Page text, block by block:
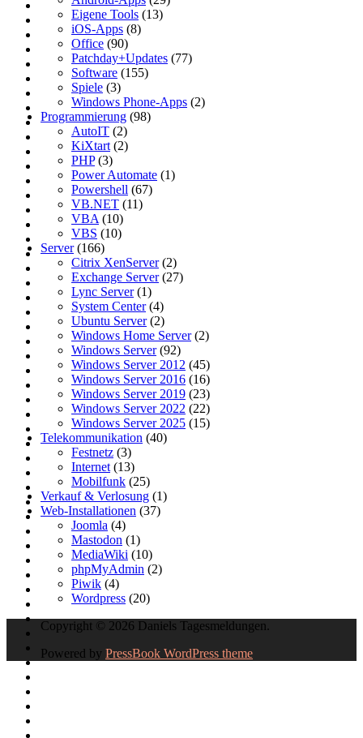
Eigene Tools (13)
iOS-Apps (8)
Office (90)
Patchday+Updates (77)
Software (155)
Spiele (3)
Windows Phone-Apps (2)
Programmierung (98)
AutoIT (2)
KiXtart (2)
PHP(3)
Power Automate (1)
Powershell (67)
VB.NET (11)
VBA (10)
VBS (10)
Server(166)
Citrix XenServer(2)
Exchange Server(27)
Lync Server(1)
System Center(4)
Ubuntu Server(2)
Windows Home Server(2)
Windows Server(92)
Windows Server 2012 (45)
Windows Server 2016 (16)
Windows Server 2019 (23)
Windows Server 2022 (22)
Windows Server 2025 (15)
Telekommunikation (40)
Festnetz (3)
Internet (13)
Mobilfunk (25)
Verkauf & Verlosung (1)
Web-Installationen (37)
Joomla (4)
Mastodon (1)
MediaWiki (10)
phpMyAdmin (2)
Piwik (4)
Wordpress (20)
Copyright © 2026 Daniels Tagesmeldungen.
Powered by PressBook WordPress theme